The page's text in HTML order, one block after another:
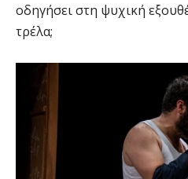
οδηγήσει στη ψυχική
τρέλα;